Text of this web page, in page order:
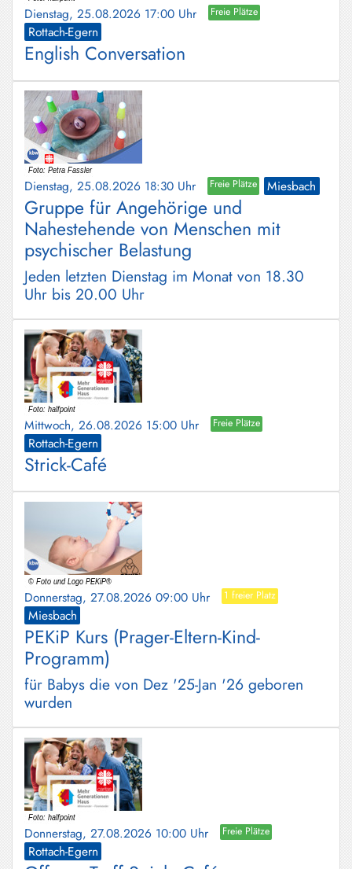
Dienstag, 25.08.2026 17:00 Uhr Freie Plätze
Rottach-Egern
English Conversation
Dienstag, 25.08.2026 18:30 Uhr Freie Plätze Miesbach
Gruppe für Angehörige und
Nahestehende von Menschen mit
psychischer Belastung
Jeden letzten Dienstag im Monat von 18.30
Uhr bis 20.00 Uhr
Mittwoch, 26.08.2026 15:00 Uhr Freie Plätze
Rottach-Egern
Strick-Café
Donnerstag, 27.08.2026 09:00 Uhr 1 freier Platz
Miesbach
PEKiP Kurs (Prager-Eltern-Kind-
Programm)
für Babys die von Dez '25-Jan '26 geboren
wurden
Donnerstag, 27.08.2026 10:00 Uhr Freie Plätze
Rottach-Egern